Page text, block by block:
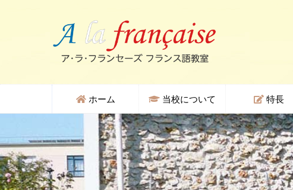
ホーム 当校について 特長